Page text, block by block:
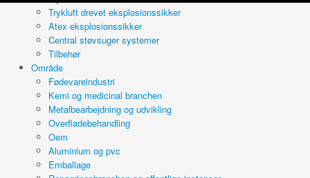
Trykluft drevet eksplosionssikker
Atex eksplosionssikker
Central støvsuger systemer
Tilbehør
Område
Fødevareindustri
Kemi og medicinal branchen
Metalbearbejdning og udvikling
Overfladebehandling
Oem
Aluminium og pvc
Emballage